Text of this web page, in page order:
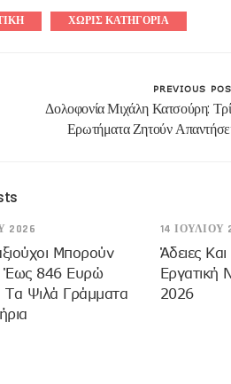
ΧΩΡΊΣ ΚΑΤΗΓΟΡΊΑ
PREVIOUS
Δολοφονία Μιχάλη Κατσούρη:
Ερωτήματα Ζητούν
2026
Μπορούν
Έως 846 Ευρώ
Ψιλά Γράμματα
14 ΙΟΥΛΊΟΥ
Άδειες
Εργατική
2026